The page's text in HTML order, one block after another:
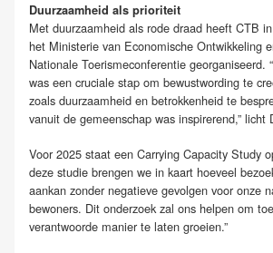
Duurzaamheid als prioriteit
Met duurzaamheid als rode draad heeft CTB
het Ministerie van Economische Ontwikkeling
Nationale Toerismeconferentie georganiseerd.
was een cruciale stap om bewustwording te
zoals duurzaamheid en betrokkenheid te
vanuit de gemeenschap was inspirerend,” licht
Voor 2025 staat een Carrying Capacity Study
deze studie brengen we in kaart hoeveel
aankan zonder negatieve gevolgen voor onze
bewoners. Dit onderzoek zal ons helpen om
verantwoorde manier te laten groeien.”